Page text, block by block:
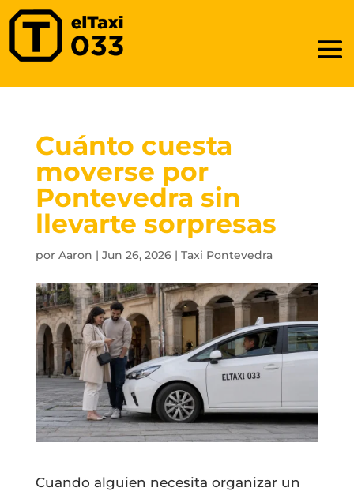
Cuánto cuesta
moverse por
Pontevedra sin
llevarte sorpresas
por Aaron | Jun 26, 2026| Taxi Pontevedra
Cuando alguien necesita organizar un